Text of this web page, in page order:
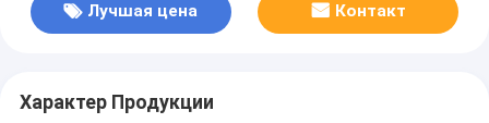
Лучшая цена Контакт
Характер Продукции